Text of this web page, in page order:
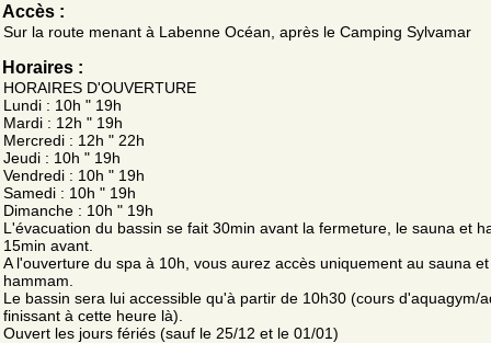
Accès :
Sur la route menant à Labenne Océan, après le Camping Sylvamar
Horaires :
HORAIRES D'OUVERTURE
Lundi : 10h " 19h
Mardi : 12h " 19h
Mercredi : 12h " 22h
Jeudi : 10h " 19h
Vendredi : 10h " 19h
Samedi : 10h " 19h
Dimanche : 10h " 19h
L'évacuation du bassin se fait 30min avant la fermeture, le sauna et
15min avant.
A l'ouverture du spa à 10h, vous aurez accès uniquement au sauna et
hammam.
Le bassin sera lui accessible qu'à partir de 10h30 (cours d'aquagym/
finissant à cette heure là).
Ouvert les jours fériés (sauf le 25/12 et le 01/01)